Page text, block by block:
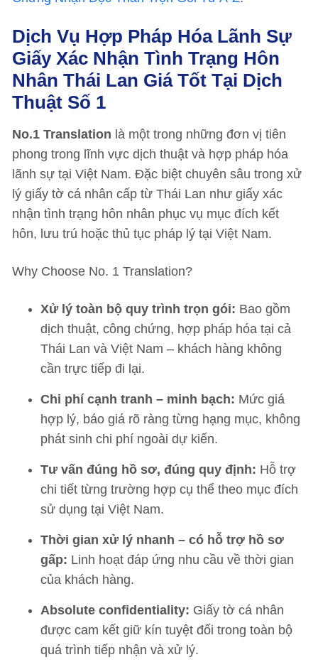
Dịch Vụ Hợp Pháp Hóa Lãnh Sự
Giấy Xác Nhận Tình Trạng Hôn
Nhân Thái Lan Giá Tốt Tại Dịch
Thuật Số 1
No.1 Translation là một trong những đơn vị tiên
phong trong lĩnh vực dịch thuật và hợp pháp hóa
lãnh sự tại Việt Nam. Đặc biệt chuyên sâu trong xử
lý giấy tờ cá nhân cấp từ Thái Lan như giấy xác
nhận tình trạng hôn nhân phục vụ mục đích kết
hôn, lưu trú hoặc thủ tục pháp lý tại Việt Nam.
Why Choose No. 1 Translation?
Xử lý toàn bộ quy trình trọn gói: Bao gồm
dịch thuật, công chứng, hợp pháp hóa tại cả
Thái Lan và Việt Nam – khách hàng không
cần trực tiếp đi lại.
Chi phí cạnh tranh – minh bạch: Mức giá
hợp lý, báo giá rõ ràng từng hạng mục, không
phát sinh chi phí ngoài dự kiến.
Tư vấn đúng hồ sơ, đúng quy định: Hỗ trợ
chi tiết từng trường hợp cụ thể theo mục đích
sử dụng tại Việt Nam.
Thời gian xử lý nhanh – có hỗ trợ hồ sơ
gấp: Linh hoạt đáp ứng nhu cầu về thời gian
của khách hàng.
Absolute confidentiality: Giấy tờ cá nhân
được cam kết giữ kín tuyệt đối trong toàn bộ
quá trình tiếp nhận và xử lý.